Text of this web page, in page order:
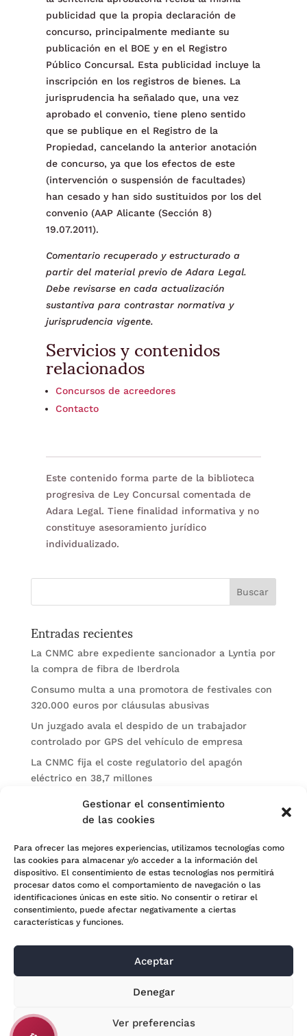
Gestionar el consentimiento
de las cookies
Para ofrecer las mejores experiencias, utilizamos tecnologías como
las cookies para almacenar y/o acceder a la información del
dispositivo. El consentimiento de estas tecnologías nos permitirá
procesar datos como el comportamiento de navegación o las
identificaciones únicas en este sitio. No consentir o retirar el
consentimiento, puede afectar negativamente a ciertas
características y funciones.
Aceptar
Denegar
Ver preferencias
publicidad que la propia declaración de
concurso, principalmente mediante su
publicación en el BOE y en el Registro
Público Concursal. Esta publicidad incluye la
inscripción en los registros de bienes. La
jurisprudencia ha señalado que, una vez
aprobado el convenio, tiene pleno sentido
que se publique en el Registro de la
Propiedad, cancelando la anterior anotación
de concurso, ya que los efectos de este
(intervención o suspensión de facultades)
han cesado y han sido sustituidos por los del
convenio (AAP Alicante (Sección 8)
19.07.2011).
Comentario recuperado y estructurado a
partir del material previo de Adara Legal.
Debe revisarse en cada actualización
sustantiva para contrastar normativa y
jurisprudencia vigente.
Servicios y contenidos
relacionados
Concursos de acreedores
Contacto
Este contenido forma parte de la biblioteca
progresiva de Ley Concursal comentada de
Adara Legal. Tiene finalidad informativa y no
constituye asesoramiento jurídico
individualizado.
Entradas recientes
La CNMC abre expediente sancionador a Lyntia por
la compra de fibra de Iberdrola
Consumo multa a una promotora de festivales con
320.000 euros por cláusulas abusivas
Un juzgado avala el despido de un trabajador
controlado por GPS del vehículo de empresa
La CNMC fija el coste regulatorio del apagón
eléctrico en 38,7 millones
El BOE publica sanciones de la CNMV a Soltec y
Categorías
Actualidad
Noticias Jurídicas
Subastas
Aviso Legal